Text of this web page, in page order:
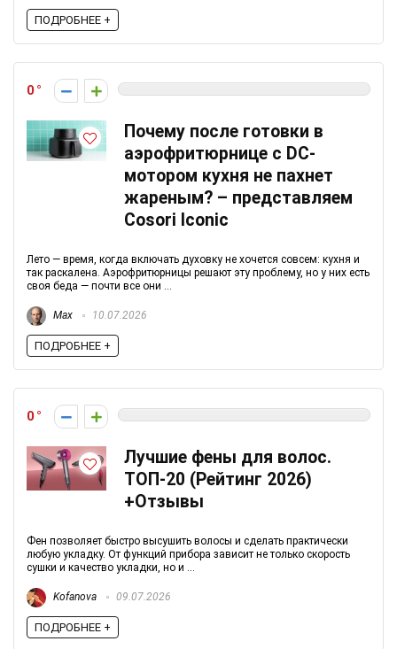
ПОДРОБНЕЕ +
0
Почему после готовки в
аэрофритюрнице с DC-
мотором кухня не пахнет
жареным? – представляем
Cosori Iconic
Лето — время, когда включать духовку не хочется совсем: кухня и
так раскалена. Аэрофритюрницы решают эту проблему, но у них есть
своя беда — почти все они ...
Max 10.07.2026
ПОДРОБНЕЕ +
0
Лучшие фены для волос.
ТОП-20 (Рейтинг 2026)
+Отзывы
Фен позволяет быстро высушить волосы и сделать практически
любую укладку. От функций прибора зависит не только скорость
сушки и качество укладки, но и ...
Kofanova 09.07.2026
ПОДРОБНЕЕ +